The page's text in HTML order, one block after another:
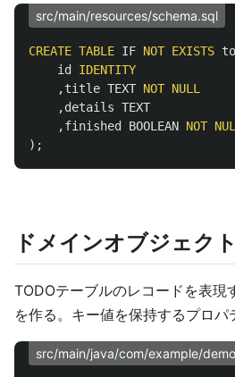
src/main/resources/schema.sql
CREATE TABLE IF NOT EXISTS
id
IDENTITY
,title TEXT NOT NULL
,details TEXT
,finished BOOLEAN NOT
);
ドメインオブジェク
TODOテーブルのレコードを表現
を作る。キー値を保持するプロパ
src/main/java/com/example/